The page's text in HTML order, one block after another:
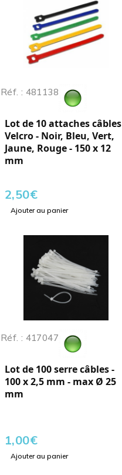
Réf. : 481138
Lot de 10 attaches câbles
Velcro - Noir, Bleu, Vert,
Jaune, Rouge - 150 x 12
mm
2,50€
Ajouter au panier
Réf. : 417047
Lot de 100 serre câbles -
100 x 2,5 mm - max Ø 25
mm
1,00€
Ajouter au panier